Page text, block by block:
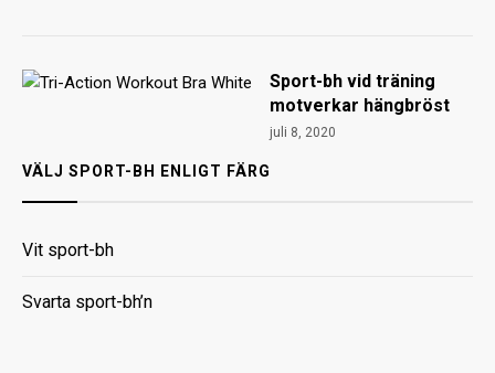
Sport-bh vid träning
motverkar hängbröst
juli 8, 2020
VÄLJ SPORT-BH ENLIGT FÄRG
Vit sport-bh
Svarta sport-bh’n